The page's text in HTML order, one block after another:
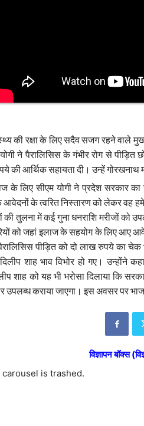
की रक्षा के लिए सदैव सजग रहने वाले
ने पैरालिसिस के गंभीर रोग से पीड़ित
की आर्थिक सहायता दी। उन्हें गोरखनाथ
के लिए सीएम योगी ने प्रदेश सरकार
के त्वरित निस्तारण को लेकर वह
की तुलना में कई गुना धनराशि मरीजों
को जहां इलाज के सहयोग के लिए आए
पीड़ित को दो लाख रुपये का
शाह भाव विभोर हो गए। उन्होंने
शाह को यह भी भरोसा दिलाया कि
कराया जाएगा। इस अवसर पर
विज्ञापन बॉक्स
is trashed.